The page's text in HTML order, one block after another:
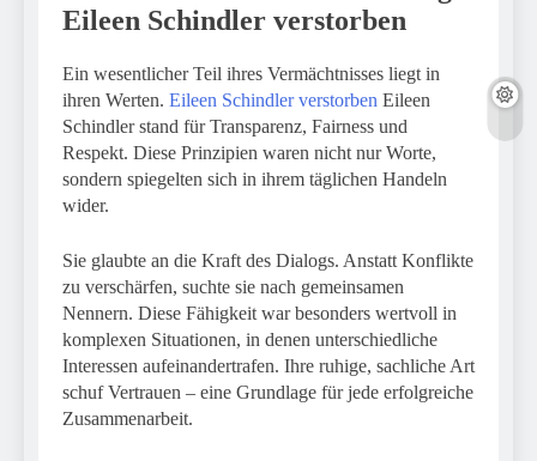
Eileen Schindler verstorben
Ein wesentlicher Teil ihres Vermächtnisses liegt in
ihren Werten. Eileen Schindler verstorben Eileen
Schindler stand für Transparenz, Fairness und
Respekt. Diese Prinzipien waren nicht nur Worte,
sondern spiegelten sich in ihrem täglichen Handeln
wider.
Sie glaubte an die Kraft des Dialogs. Anstatt Konflikte
zu verschärfen, suchte sie nach gemeinsamen
Nennern. Diese Fähigkeit war besonders wertvoll in
komplexen Situationen, in denen unterschiedliche
Interessen aufeinandertrafen. Ihre ruhige, sachliche Art
schuf Vertrauen – eine Grundlage für jede erfolgreiche
Zusammenarbeit.